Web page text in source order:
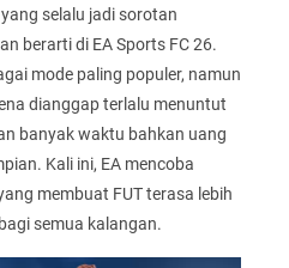
selalu jadi sorotan
berarti di EA Sports FC 26.
mode paling populer, namun
dianggap terlalu menuntut
banyak waktu bahkan uang
Kali ini, EA mencoba
membuat FUT terasa lebih
semua kalangan.